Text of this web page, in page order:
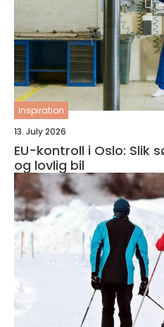
inspiration
13. July 2026
EU-kontroll i Oslo: Slik
og lovlig bil